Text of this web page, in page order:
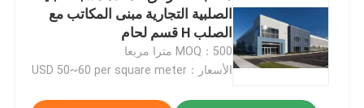
الصلبية التجارية مبنى المكاتب مع
الصلب H قسم لحام
MOQ：500 مترا مربعا
الأسعار：USD 50~60 per square meter